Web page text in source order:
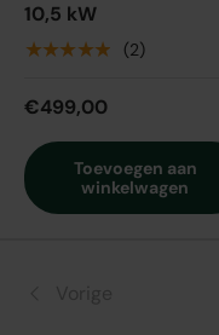
10,5 kW
★★★★★ (2)
€499,00
Toevoegen aan
winkelwagen